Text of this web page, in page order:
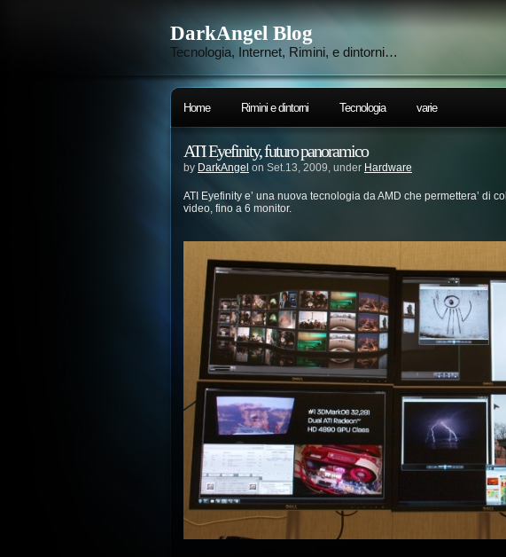
DarkAngel Blog
Tecnologia, Internet, Rimini, e dintorni…
Home Rimini e dintorni Tecnologia varie
ATI Eyefinity, futuro panoramico
by DarkAngel on Set.13, 2009, under Hardware
ATI Eyefinity e’ una nuova tecnologia da AMD che permettera’ di
video, fino a 6 monitor.